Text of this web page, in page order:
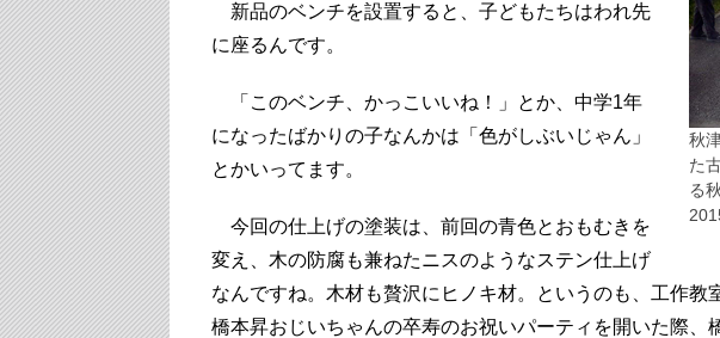
秋
た
る
新品のベンチを設置すると、子どもたちはわれ先
に座るんです。
「このベンチ、かっこいいね！」とか、中学1年
になったばかりの子なんかは「色がしぶいじゃん」
とかいってます。
今回の仕上げの塗装は、前回の青色とおもむきを
変え、木の防腐も兼ねたニスのようなステン仕上げ
なんですね。木材も贅沢にヒノキ材。というのも、工作教
橋本昇おじいちゃんの卒寿のお祝いパーティを開いた際、